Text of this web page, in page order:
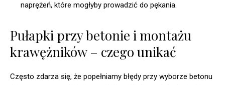
naprężeń, które mogłyby prowadzić do pękania.
Pułapki przy betonie i montażu
krawężników – czego unikać
Często zdarza się, że popełniamy błędy przy wyborze betonu